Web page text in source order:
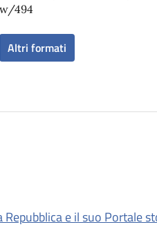
w/494
Altri formati
e il suo Portale